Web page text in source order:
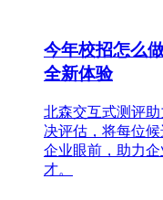
今年校招怎么
全新体验
北森交互式测评
决评估，将每位
企业眼前，助力
才。